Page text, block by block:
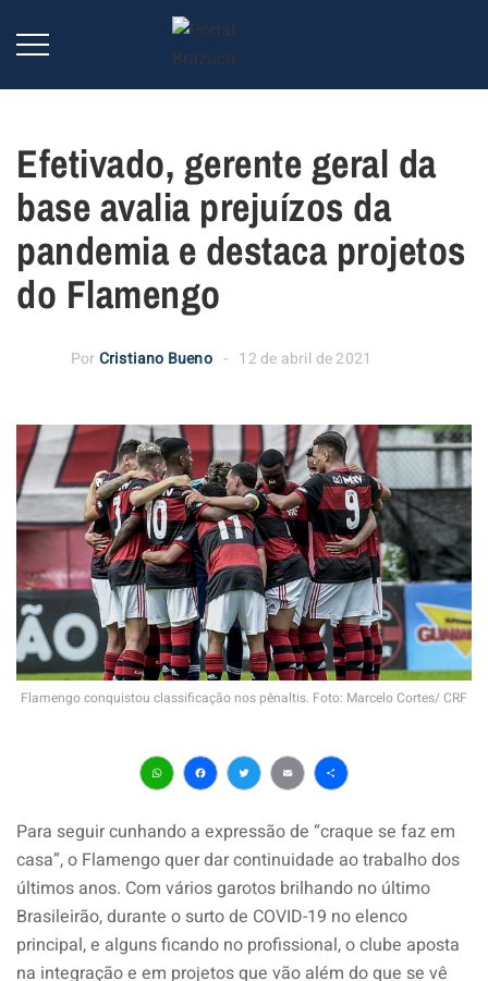
Efetivado, gerente geral da
base avalia prejuízos da
pandemia e destaca projetos
do Flamengo
PorCristiano Bueno 12 de abril de 2021
Flamengo conquistou classificação nos pênaltis. Foto: Marcelo Cortes/ CRF
WhatsApp
Facebook
Twitter
EmailShare
Para seguir cunhando a expressão de “craque se faz em
casa”, o Flamengo quer dar continuidade ao trabalho dos
últimos anos. Com vários garotos brilhando no último
Brasileirão, durante o surto de COVID-19 no elenco
principal, e alguns ficando no profissional, o clube aposta
na integração e em projetos que vão além do que se vê